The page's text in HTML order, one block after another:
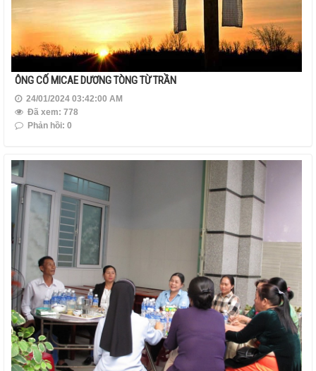
ÔNG CỐ MICAE DƯƠNG TÒNG TỪ TRẦN
24/01/2024 03:42:00 AM
Đã xem: 778
Phản hồi: 0